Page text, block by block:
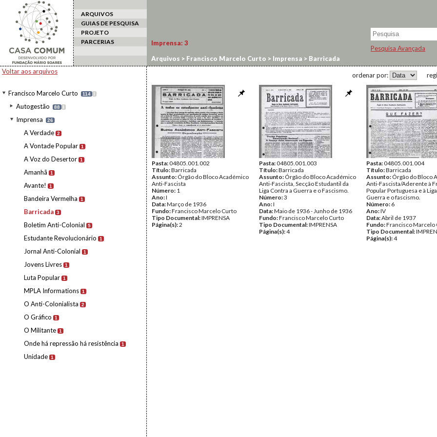
ARQUIVOS
GUIAS DE PESQUISA
PROJETO
PARCERIAS
Pesquisa Avançada
Voltar aos arquivos
Francisco Marcelo Curto 114 I
Autogestão 88 I
Imprensa 26
A Verdade 2
A Vontade Popular 1
A Voz do Desertor 1
Amanhã 1
Avante! 1
Bandeira Vermelha 1
Barricada 3
Boletim Anti-Colonial 5
Estudante Revolucionário 1
Jornal Anti-Colonial 1
Jovens Livres 1
Luta Popular 1
MPLA Informations 1
O Anti-Colonialista 2
O Gráfico 1
O Militante 1
Onde há repressão há resistência 1
Unidade 1
Imprensa: 3
Arquivos > Francisco Marcelo Curto > Imprensa > Barricada
ordenar por:
Pasta:04805.001.002
Título:Barricada
Assunto: Órgão do Bloco Académico
Anti-Fascista
Número: 1
Ano:I
Data:Março de 1936
Fundo:Francisco Marcelo Curto
Tipo Documental:IMPRENSA
Página(s):2
Pasta:04805.001.003
Título:Barricada
Assunto: Órgão do Bloco Académico
Anti-Fascista, Secção Estudantil da
Liga Contra a Guerra e o Fascismo.
Número:3
Ano:I
Data:Maio de 1936 - Junho de 1936
Fundo:Francisco Marcelo Curto
Tipo Documental:IMPRENSA
Página(s):4
Pasta:04805.001.004
Título:Barricada
Assunto: Órgão do Bloco
Anti-Fascista/Aderente à
Popular Portuguesa e à
Guerra e o fascismo.
Número: 6
Ano:IV
Data:Abril de 1937
Fundo:Francisco Marcelo
Tipo Documental:
Página(s):4